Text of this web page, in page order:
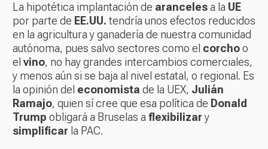
La hipotética implantación de arancelesa la UE
por parte de EE.UU. tendría unos efectos reducidos
en la agricultura y ganadería de nuestra comunidad
autónoma, pues salvo sectores como el corchoo
el vino, no hay grandes intercambios comerciales,
y menos aún si se baja al nivel estatal, o regional. Es
la opinión del economista de la UEX, Julián
Ramajo, quien sí cree que esa política de Donald
Trump obligará a Bruselas aflexibilizary
simplificar la PAC.